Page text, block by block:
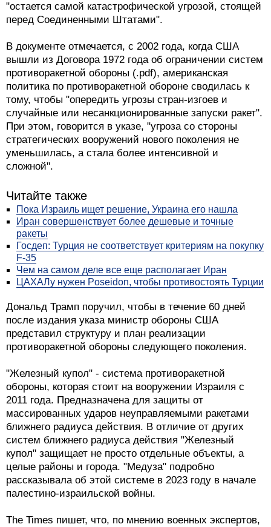
"остается самой катастрофической угрозой, стоящей
перед Соединенными Штатами".
В документе отмечается, с 2002 года, когда США
вышли из Договора 1972 года об ограничении систем
противоракетной обороны (.pdf), американская
политика по противоракетной обороне сводилась к
тому, чтобы "опередить угрозы стран-изгоев и
случайные или несанкционированные запуски ракет".
При этом, говорится в указе, "угроза со стороны
стратегических вооружений нового поколения не
уменьшилась, а стала более интенсивной и
сложной".
Читайте также
Пока Израиль ищет решение, Украина его нашла
Иран совершенствует более дешевые и точные
ракеты
Госдеп: Турция не соответствует критериям на покупку
F-35
Чем на самом деле все еще располагает Иран
ЦАХАЛу нужен Poseidon, чтобы противостоять Турции
Дональд Трамп поручил, чтобы в течение 60 дней
после издания указа министр обороны США
представил структуру и план реализации
противоракетной обороны следующего поколения.
"Железный купол" - система противоракетной
обороны, которая стоит на вооружении Израиля с
2011 года. Предназначена для защиты от
массированных ударов неуправляемыми ракетами
ближнего радиуса действия. В отличие от других
систем ближнего радиуса действия "Железный
купол" защищает не просто отдельные объекты, а
целые районы и города. "Медуза" подробно
рассказывала об этой системе в 2023 году в начале
палестино-израильской войны.
The Times пишет, что, по мнению военных экспертов,